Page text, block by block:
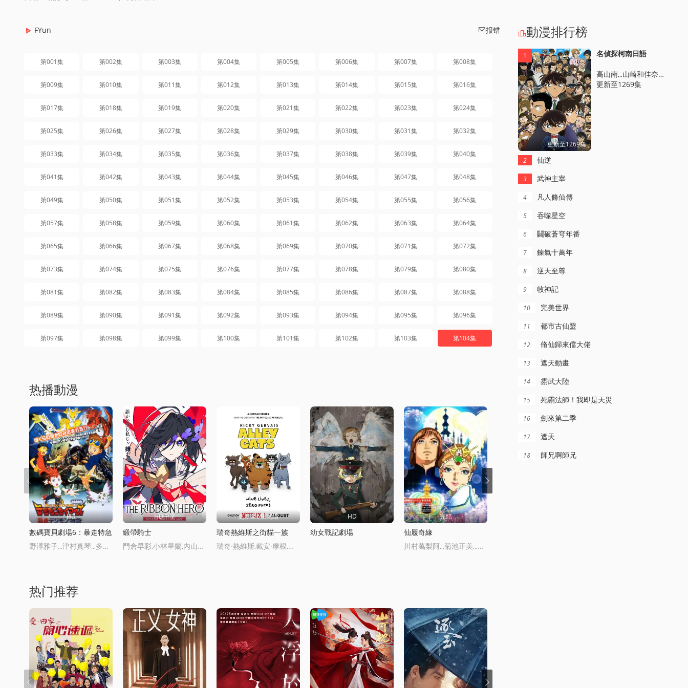
FYun 报错
第001集 第002集 第003集 第004集 第005集 第006集 第007集 第008集
第009集 第010集 第011集 第012集 第013集 第014集 第015集 第016集
第017集 第018集 第019集 第020集 第021集 第022集 第023集 第024集
第025集 第026集 第027集 第028集 第029集 第030集 第031集 第032集
第033集 第034集 第035集 第036集 第037集 第038集 第039集 第040集
第041集 第042集 第043集 第044集 第045集 第046集 第047集 第048集
第049集 第050集 第051集 第052集 第053集 第054集 第055集 第056集
第057集 第058集 第059集 第060集 第061集 第062集 第063集 第064集
第065集 第066集 第067集 第068集 第069集 第070集 第071集 第072集
第073集 第074集 第075集 第076集 第077集 第078集 第079集 第080集
第081集 第082集 第083集 第084集 第085集 第086集 第087集 第088集
第089集 第090集 第091集 第092集 第093集 第094集 第095集 第096集
第097集 第098集 第099集 第100集 第101集 第102集 第103集 第104集
热播動漫
HD
數碼寶貝劇場6：暴走特急
野澤雅子,,,津村真琴,,,多田葵,,,山口真弓,,,今井由香
HD中字
緞帶騎士
門倉早彩,小林星蘭,內山昂煇,新穀真弓
更新至6集完结
瑞奇熱維斯之街貓一族
瑞奇·熱維斯,戴安·摩根,湯姆·巴斯登,大衛·厄爾,喬·哈特利,安德魯·佈魯尅,凱麗·戈德利曼,娜塔莉·卡西迪,托尼·威
HD
幼女戰記劇場
完结
仙履奇緣
川村萬梨阿,,,菊池正美,,,三田友子,,,辻勉,,,中澤彌生
热门推荐
動漫排行榜
更新至1269集
1 名偵探柯南日語
高山南,,,山崎和佳奈,,,神穀明,,,小山力也,,,林原惠美
更新至1269集
2 仙逆
3 武神主宰
4 凡人脩仙傳
5 吞噬星空
6 鬭破蒼穹年番
7 鍊氣十萬年
8 逆天至尊
9 牧神記
10 完美世界
11 都市古仙毉
12 脩仙歸來儅大佬
13 遮天動畫
14 霛武大陸
15 死霛法師！我即是天災
16 劍來第二季
17 遮天
18 師兄啊師兄